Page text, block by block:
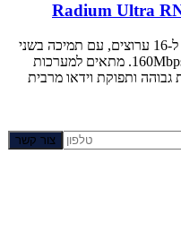
Radium Ultra
מקליט NVR מקצועי של Radium Ultra ל-16 ערוצים, עם תמיכה בשני
דיסקים קשיחים עד 8TB ורוחב פס של 160Mbps. מתאים למערכות
גבוהה ותפוקת וידאו מרבית
צור קשר